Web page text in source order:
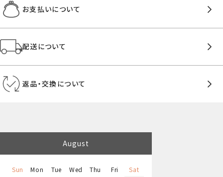
お支払いについて
配送について
返品・交換について
August
Sun Mon Tue Wed Thu Fri
Sat